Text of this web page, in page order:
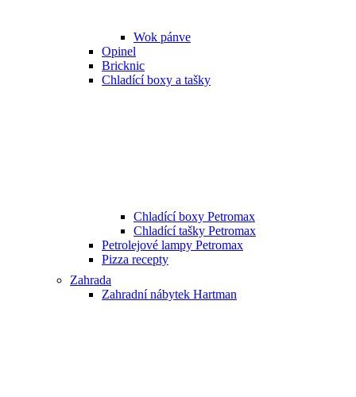
Wok pánve
Opinel
Bricknic
Chladící boxy a tašky
Chladící boxy Petromax
Chladící tašky Petromax
Petrolejové lampy Petromax
Pizza recepty
Zahrada
Zahradní nábytek Hartman